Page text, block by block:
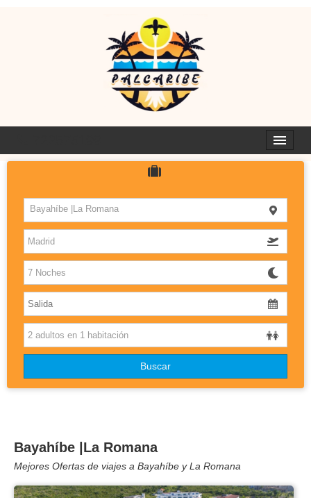
ISLAS
DESTINOS CON SABOR
PALCARIBE
OTROS DESTINOS
Bayahíbe |La Romana
Buscar
Bayahíbe |La Romana
Mejores Ofertas de viajes a Bayahíbe y La Romana